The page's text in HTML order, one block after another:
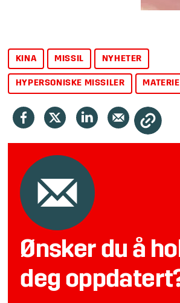
KINA MISSIL NYHETER
HYPERSONISKE MISSILER
Ønsker du å
deg